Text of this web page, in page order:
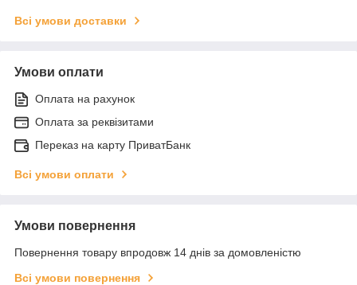
Всі умови доставки
Умови оплати
Оплата на рахунок
Оплата за реквізитами
Переказ на карту ПриватБанк
Всі умови оплати
Умови повернення
Повернення товару впродовж 14 днів за домовленістю
Всі умови повернення